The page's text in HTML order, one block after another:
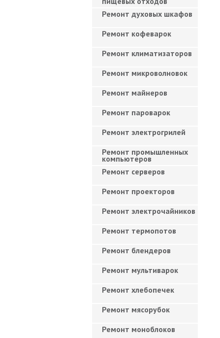
Ремонт духовых шкафов
Ремонт кофеварок
Ремонт климатизаторов
Ремонт микроволновок
Ремонт майнеров
Ремонт пароварок
Ремонт электрогрилей
Ремонт промышленных
компьютеров
Ремонт серверов
Ремонт проекторов
Ремонт электрочайников
Ремонт термопотов
Ремонт блендеров
Ремонт мультиварок
Ремонт хлебопечек
Ремонт мясорубок
Ремонт моноблоков